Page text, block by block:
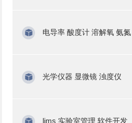
电导率 酸度计 溶解氧 氨氮
光学仪器 显微镜 浊度仪
lims 实验室管理 软件开发